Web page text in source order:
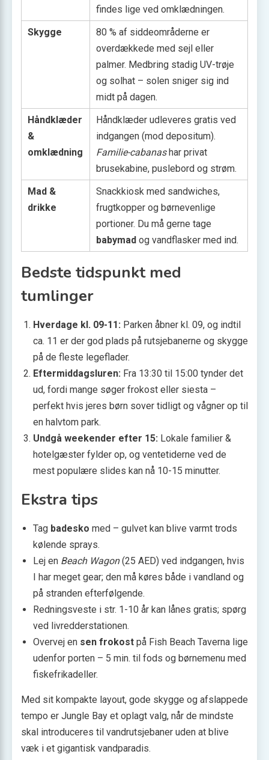
findes lige ved omklædningen.
Skygge
80 % af siddeområderne er
overdækkede med sejl eller
palmer. Medbring stadig UV-trøje
og solhat – solen sniger sig ind
midt på dagen.
Håndklæder
&
omklædning
Håndklæder udleveres gratis ved
indgangen (mod depositum).
Familie-cabanashar privat
brusekabine, puslebord og strøm.
Mad &
drikke
Snackkiosk med sandwiches,
frugtkopper og børnevenlige
portioner. Du må gerne tage
babymad og vandflasker med ind.
Bedste tidspunkt med
tumlinger
Hverdage kl. 09-11: Parken åbner kl. 09, og indtil
ca. 11 er der god plads på rutsjebanerne og skygge
på de fleste legeflader.
Eftermiddagsluren: Fra 13:30 til 15:00 tynder det
ud, fordi mange søger frokost eller siesta –
perfekt hvis jeres børn sover tidligt og vågner op til
en halv­tom park.
Undgå weekender efter 15: Lokale familier &
hotelgæster fylder op, og ventetiderne ved de
mest populære slides kan nå 10-15 minutter.
Ekstra tips
Tag badesko med – gulvet kan blive varmt trods
kølende sprays.
Lej en Beach Wagon(25 AED) ved indgangen, hvis
I har meget gear; den må køres både i vandland og
på stranden efterfølgende.
Redningsveste i str. 1-10 år kan lånes gratis; spørg
ved livredderstationen.
Overvej en sen frokost på Fish Beach Taverna lige
udenfor porten – 5 min. til fods og børnemenu med
fiskefrikadeller.
Med sit kompakte layout, gode skygge og afslappede
tempo er Jungle Bay et oplagt valg, når de mindste
skal introduceres til vandrutsjebaner uden at blive
væk i et gigantisk vandparadis.